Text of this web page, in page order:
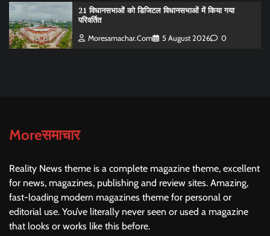
21 विधानसभाओं को डिजिटल विधानसभाओं में किया गया
परिवर्तित
Moresamachar.com 5 August 2026 0
Moreसमाचार
Reality News theme is a complete magazine theme, excellent
for news, magazines, publishing and review sites. Amazing,
fast-loading modern magazines theme for personal or
editorial use. You’ve literally never seen or used a magazine
that looks or works like this before.